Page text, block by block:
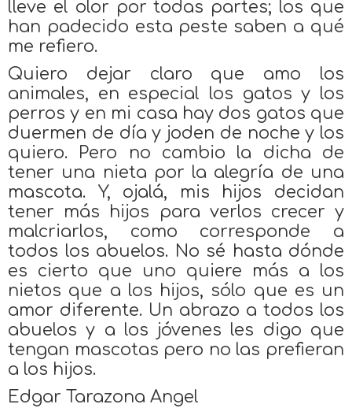
lleve el olor por todas partes; los que
han padecido esta peste saben a qué
me refiero.
Quiero dejar claro que amo los
animales, en especial los gatos y los
perros y en mi casa hay dos gatos que
duermen de día y joden de noche y los
quiero. Pero no cambio la dicha de
tener una nieta por la alegría de una
mascota. Y, ojalá, mis hijos decidan
tener más hijos para verlos crecer y
malcriarlos, como corresponde a
todos los abuelos. No sé hasta dónde
es cierto que uno quiere más a los
nietos que a los hijos, sólo que es un
amor diferente. Un abrazo a todos los
abuelos y a los jóvenes les digo que
tengan mascotas pero no las prefieran
a los hijos.
Edgar Tarazona Angel